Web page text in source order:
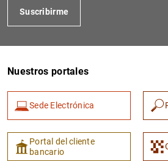
Suscribirme
Nuestros portales
Sede Electrónica
Portal del cliente
bancario